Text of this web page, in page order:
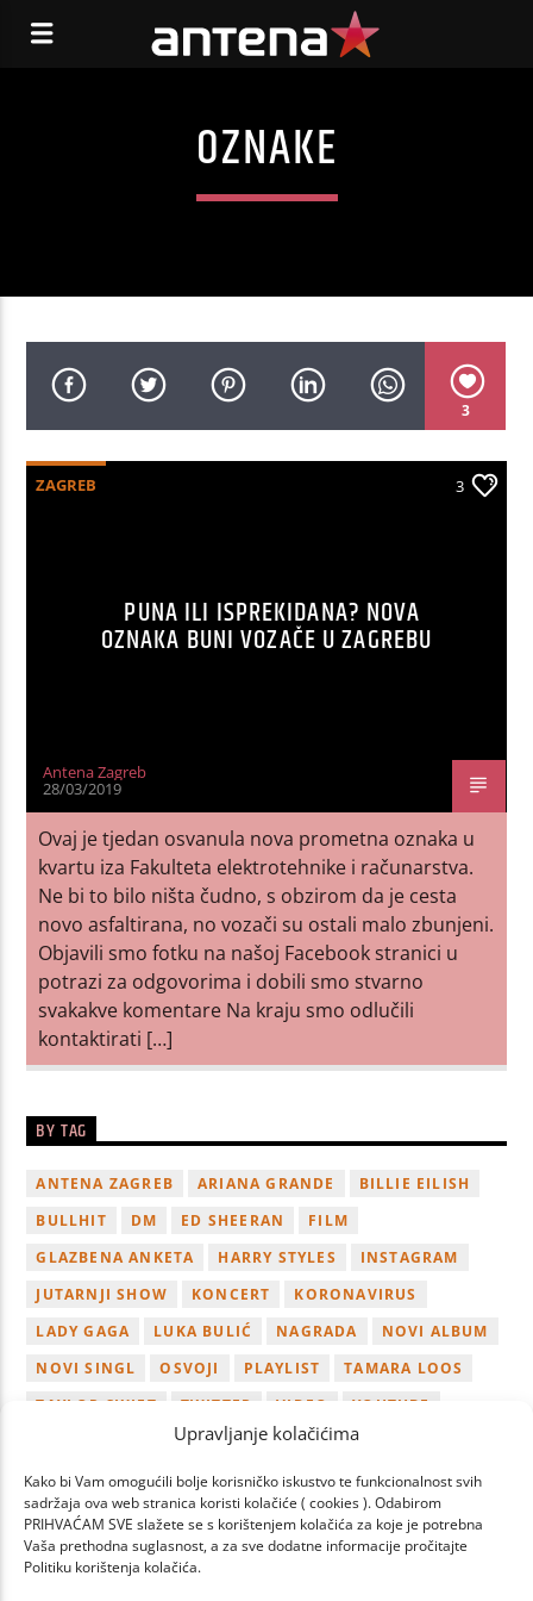
Upravljanje kolačićima
Kako bi Vam omogućili bolje korisničko iskustvo te funkcionalnost svih
sadržaja ova web stranica koristi kolačiće ( cookies ). Odabirom
PRIHVAĆAM SVE slažete se s korištenjem kolačića za koje je potrebna
Vaša prethodna suglasnost, a za sve dodatne informacije pročitajte
Politiku korištenja kolačića.
OZNAKE
3
ZAGREB 3
PUNA ILI ISPREKIDANA? NOVA
OZNAKA BUNI VOZAČE U ZAGREBU
Antena Zagreb
28/03/2019
Ovaj je tjedan osvanula nova prometna oznaka u
kvartu iza Fakulteta elektrotehnike i računarstva.
Ne bi to bilo ništa čudno, s obzirom da je cesta
novo asfaltirana, no vozači su ostali malo zbunjeni.
Objavili smo fotku na našoj Facebook stranici u
potrazi za odgovorima i dobili smo stvarno
svakakve komentare Na kraju smo odlučili
kontaktirati […]
BY TAG
ANTENA ZAGREB ARIANA GRANDE
BILLIE EILISH
BULLHIT
DM ED SHEERAN
FILM
GLAZBENA ANKETA
HARRY STYLES
INSTAGRAM
JUTARNJI SHOW
KONCERT
KORONAVIRUS
LADY GAGA
LUKA BULIĆ NAGRADA
NOVI ALBUM
NOVI SINGL
OSVOJI PLAYLIST
TAMARA LOOS
TAYLOR SWIFT
TWITTER VIDEO
YOUTUBE